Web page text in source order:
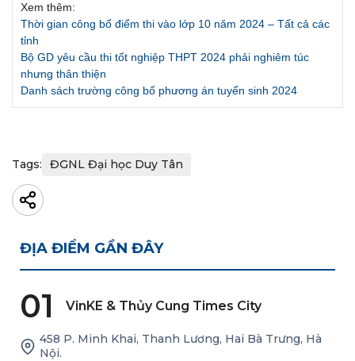
Xem thêm:
Thời gian công bố điểm thi vào lớp 10 năm 2024 – Tất cả các
tỉnh
Bộ GD yêu cầu thi tốt nghiệp THPT 2024 phải nghiêm túc
nhưng thân thiện
Danh sách trường công bố phương án tuyển sinh 2024
Tags: ĐGNL Đại học Duy Tân
ĐỊA ĐIỂM GẦN ĐÂY
01 VinKE & Thủy Cung Times City
458 P. Minh Khai, Thanh Lương, Hai Bà Trưng, Hà
Nội.